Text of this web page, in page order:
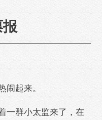
起来。
群小太监来了，在